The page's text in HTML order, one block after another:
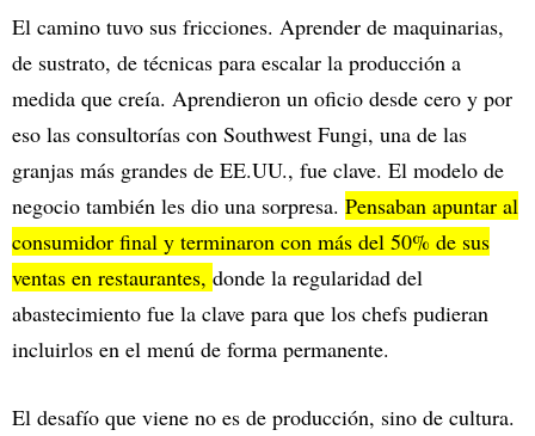
El camino tuvo sus fricciones. Aprender de maquinarias,
de sustrato, de técnicas para escalar la producción a
medida que creía. Aprendieron un oficio desde cero y por
eso las consultorías con Southwest Fungi, una de las
granjas más grandes de EE.UU., fue clave. El modelo de
negocio también les dio una sorpresa. Pensaban apuntar al
consumidor final y terminaron con más del 50% de sus
ventas en restaurantes, donde la regularidad del
abastecimiento fue la clave para que los chefs pudieran
incluirlos en el menú de forma permanente.
El desafío que viene no es de producción, sino de cultura.